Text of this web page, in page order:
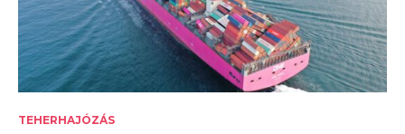
TEHERHAJÓZÁS